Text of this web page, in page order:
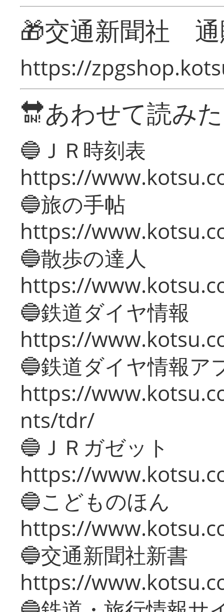
🎁交通新聞社
https://
🔛あわせて読み
🔵ＪＲ時刻表
https://
🔵旅の手帖
https://
🔵散歩の達人
https://
🔵鉄道ダイヤ情報
https://
🔵鉄道ダイヤ情報ア
https://
nts/tdr/
🔵ＪＲガゼット
https://
🔵こどものほん
https://
🔵交通新聞社新書
https://